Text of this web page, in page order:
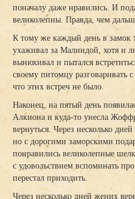
поначалу даже нравились. И
великолепны. Правда, чем
К тому же каждый день в замок
ухаживал за Малиндой, хотя и
вынюхивал и пытался
своему питомцу разговаривать
что этих встреч не было.
Наконец, на пятый день
Алкиона и куда-то унесла
вернуться. Через несколько
но с дорогими заморскими
понравились великолепные
с удовольствием вспоминать
перестал приходить.
Через несколько дней жених